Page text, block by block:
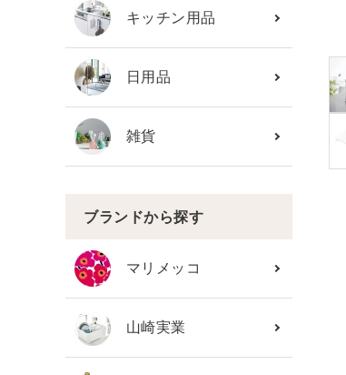
キッチン用品
日用品
雑貨
ブランドから探す
マリメッコ
山崎実業